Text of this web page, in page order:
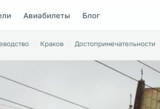
Авиабилеты Блог
Краков Достопримечательности